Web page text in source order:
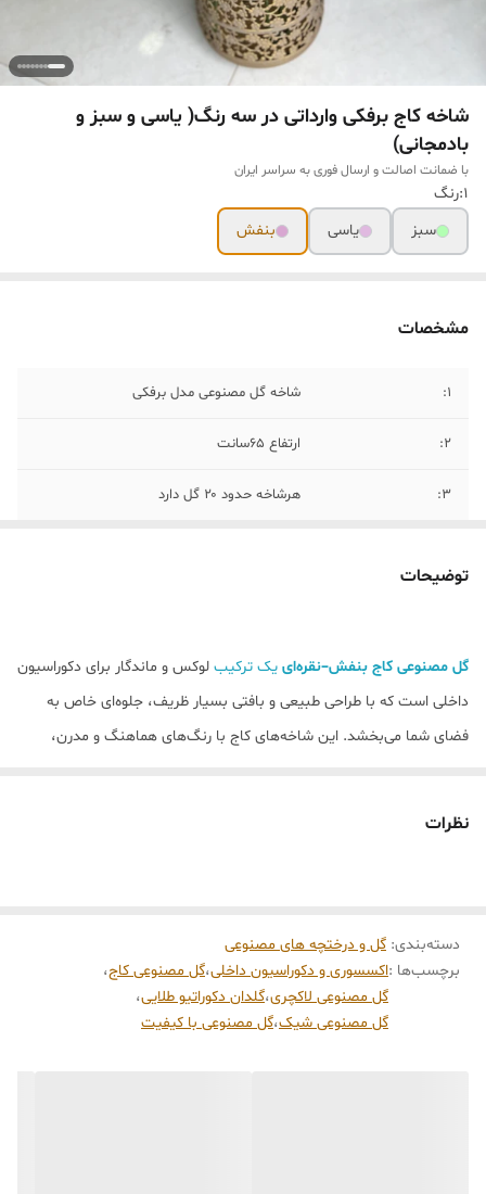
شاخه کاج برفکی وارداتی در سه رنگ( یاسی و سبز و
بادمجانی)
با ضمانت اصالت و ارسال فوری به سراسر ایران
1:رنگ
سبز
یاسی بنفش
مشخصات
۱: شاخه گل مصنوعی مدل برفکی
۲: ارتفاع ۶۵سانت
۳: هرشاخه حدود ۲۰ گل دارد
توضیحات
گل مصنوعی کاج بنفش–نقره‌ای یک ترکیب لوکس و ماندگار برای دکوراسیون
داخلی است که با طراحی طبیعی و بافتی بسیار ظریف، جلوه‌ای خاص به
فضای شما می‌بخشد. این شاخه‌های کاج با رنگ‌های هماهنگ و مدرن،
دکور خود، آن‌ها را باز یا جمع کنید.
ویژگی‌ها
گل مصنوعی شاخه کاج با ظاهر بسیار طبیعی
نظرات
دسته‌بندی: گل و درختچه های مصنوعی
برچسب‌ها :اکسسوری و دکوراسیون داخلی،گل مصنوعی کاج،
گل مصنوعی لاکچری،گلدان دکوراتیو طلایی،
گل مصنوعی شیک،گل مصنوعی با کیفیت